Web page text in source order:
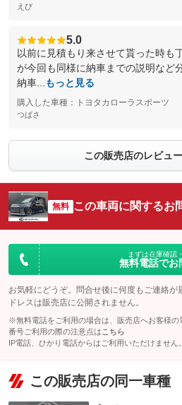
えび
5.0
以前に見積もり来させて貰った時も
が今回も同様に納車までの説明など
納車...
もっと見る
購入した車種：トヨタカローラスポーツ
つばさ
この販売店のレビュ
無料 この車両に関するお
まずは在庫確認
無料電話でお
お気軽にどうぞ。問合せ後に何度もご連絡
ドレスは販売店に公開されません。
※無料電話をご利用の場合は、販売店へお客様
番号ご利用の際の注意点は こちら
IP電話、ひかり電話からはご利用いただけません。
この販売店の同一車種